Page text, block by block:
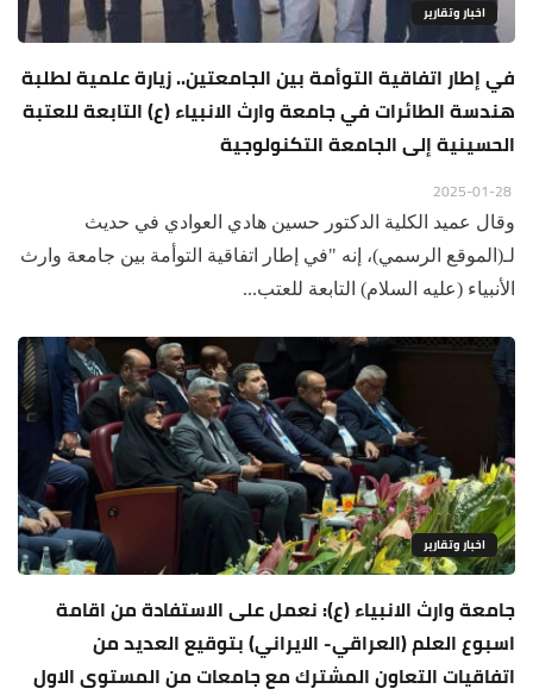
اخبار وتقارير
في إطار اتفاقية التوأمة بين الجامعتين.. زيارة علمية لطلبة
هندسة الطائرات في جامعة وارث الانبياء (ع) التابعة للعتبة
الحسينية إلى الجامعة التكنولوجية
وقال عميد الكلية الدكتور حسين هادي العوادي في حديث
لـ(الموقع الرسمي)، إنه "في إطار اتفاقية التوأمة بين جامعة وارث
الأنبياء (عليه السلام) التابعة للعتب...
اخبار وتقارير
جامعة وارث الانبياء (ع): نعمل على الاستفادة من اقامة
اسبوع العلم (العراقي- الايراني) بتوقيع العديد من
اتفاقيات التعاون المشترك مع جامعات من المستوى الاول